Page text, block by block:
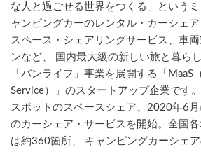
な人と過ごせる世界をつくる」という
ャンピングカーのレンタル・カーシェ
スペース・シェアリングサービス、車
ンなど、 国内最大級の新しい旅と暮ら
「バンライフ」事業を展開する「MaaS
Service）」のスタートアップ企業です
スポットのスペースシェア、2020年6
のカーシェア・サービスを開始。全国
は約360箇所、 キャンピングカーシェ